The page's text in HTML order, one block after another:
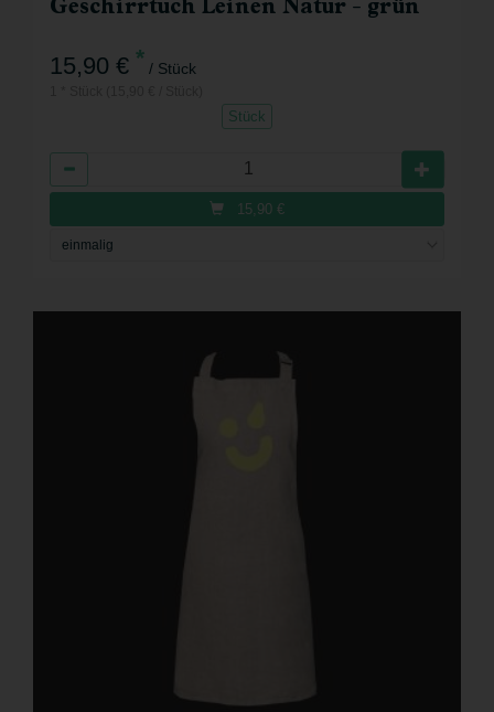
Geschirrtuch Leinen Natur - grün
15,90 € * / Stück
Stück
15,90 €